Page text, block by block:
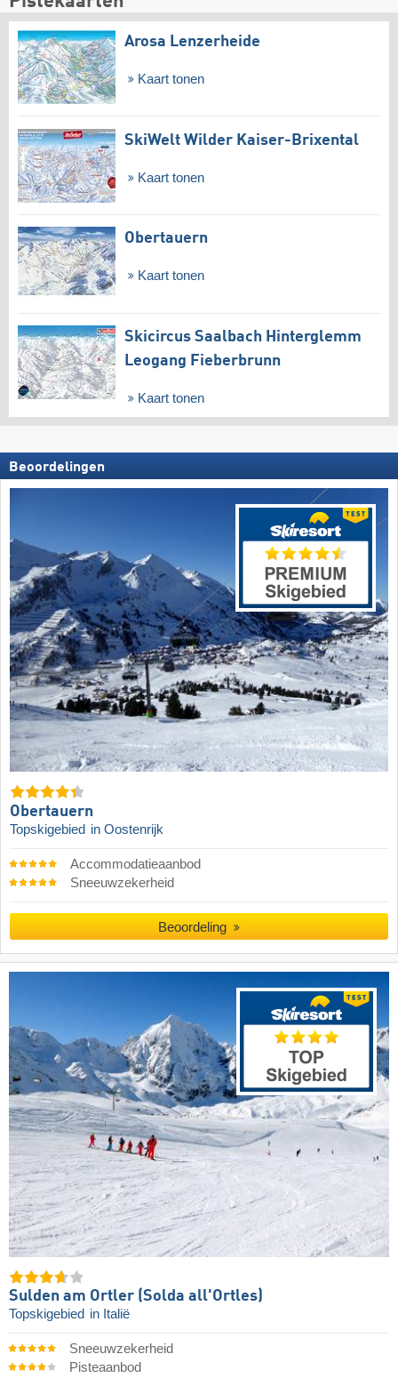
Arosa Lenzerheide
Kaart tonen
SkiWelt Wilder Kaiser-Brixental
Kaart tonen
Obertauern
Kaart tonen
Skicircus Saalbach Hinterglemm
Leogang Fieberbrunn
Kaart tonen
Beoordelingen
Obertauern
Topskigebied in Oostenrijk
Accommodatieaanbod
Sneeuwzekerheid
Beoordeling
Sulden am Ortler (Solda all'Ortles)
Topskigebied in Italië
Sneeuwzekerheid
Pisteaanbod